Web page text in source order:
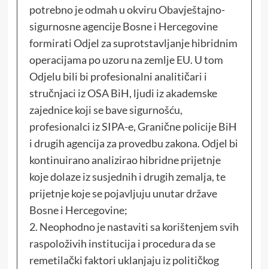
potrebno je odmah u okviru Obavještajno-
sigurnosne agencije Bosne i Hercegovine
formirati Odjel za suprotstavljanje hibridnim
operacijama po uzoru na zemlje EU. U tom
Odjelu bili bi profesionalni analitičari i
stručnjaci iz OSA BiH, ljudi iz akademske
zajednice koji se bave sigurnošću,
profesionalci iz SIPA-e, Granične policije BiH
i drugih agencija za provedbu zakona. Odjel bi
kontinuirano analizirao hibridne prijetnje
koje dolaze iz susjednih i drugih zemalja, te
prijetnje koje se pojavljuju unutar države
Bosne i Hercegovine;
2. Neophodno je nastaviti sa korištenjem svih
raspoloživih institucija i procedura da se
remetilački faktori uklanjaju iz političkog